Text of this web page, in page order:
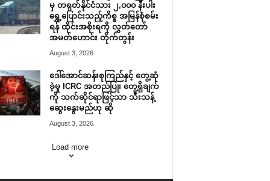
မှ တရုတ်နိုင်ငံသား ၂,၀၀၀ နီးပါး
ရွှေ့ပြောင်းသည့်ကိစ္စ အမြန်စုံစမ်း
ရန် ထိုင်းအစိုးရကို လွှတ်တော်
အမတ်ဟောင်း တိုက်တွန်း
August 3, 2026
ဒေါ်အောင်ဆန်းစုကြည်နှင့် တွေ့ဆုံ
ခဲ့မှု ICRC အတည်ပြု၊ တွေ့ရှိချက်
ကို သက်ဆိုင်ရာဖြင့်သာ သီးသန့်
ဆွေးနွေးမည်ဟု ဆို
August 3, 2026
Load more